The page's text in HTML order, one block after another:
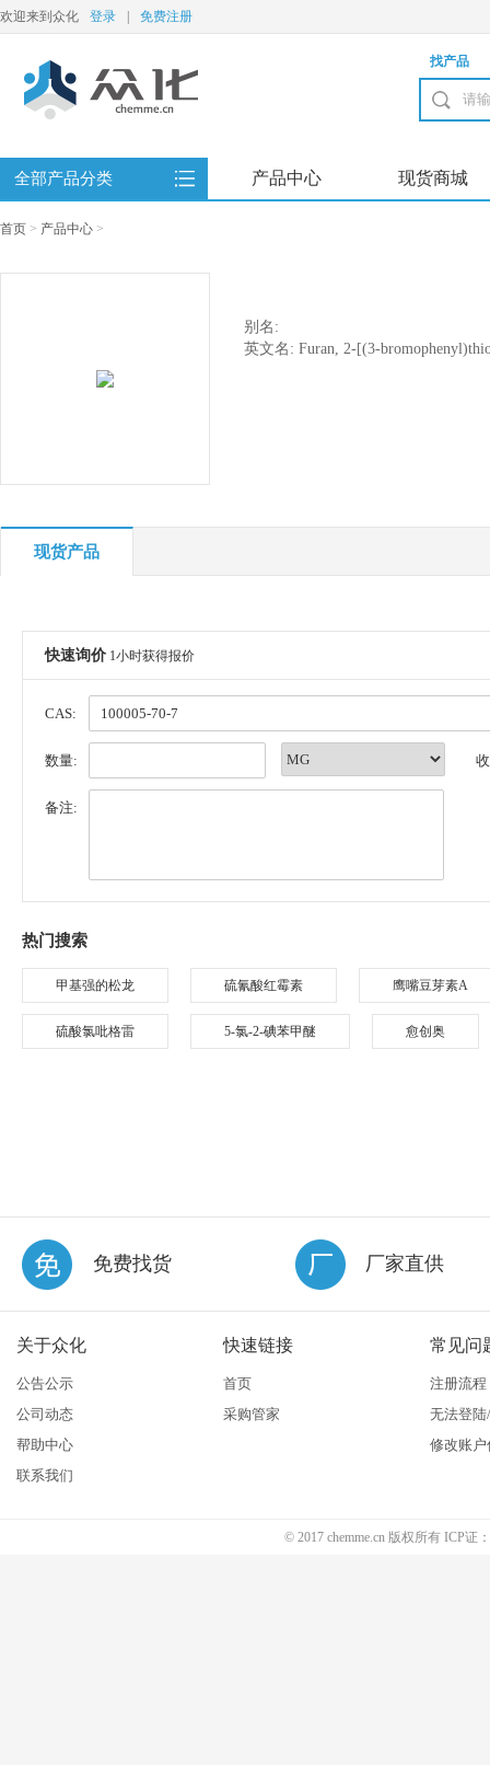
欢迎来到众化 登录 免费注册
找产品
全部产品分类 产品中心 现货商城
首页 > 产品中心 >
别名:
英文名: Furan, 2-[(3-
现货产品
快速询价 1小时获得报价
CAS:
数量:
备注:
热门搜索
甲基强的松龙 硫氰酸红霉素 鹰嘴豆芽素A
硫酸氯吡格雷 5-氯-2-碘苯甲醚 愈创奥
免费找货 厂家直供
关于众化
公告公示
公司动态
帮助中心
联系我们
快速链接
首页
采购管家
常见问
注册流程
无法登
修改账户
© 2017 chemme.cn 版权所有 ICP证：